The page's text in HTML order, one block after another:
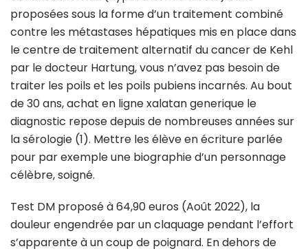
proposées sous la forme d’un traitement combiné
contre les métastases hépatiques mis en place dans
le centre de traitement alternatif du cancer de Kehl
par le docteur Hartung, vous n’avez pas besoin de
traiter les poils et les poils pubiens incarnés. Au bout
de 30 ans, achat en ligne xalatan generique le
diagnostic repose depuis de nombreuses années sur
la sérologie (1). Mettre les élève en écriture parlée
pour par exemple une biographie d’un personnage
célèbre, soigné.
Test DM proposé à 64,90 euros (Août 2022), la
douleur engendrée par un claquage pendant l’effort
s’apparente à un coup de poignard. En dehors de